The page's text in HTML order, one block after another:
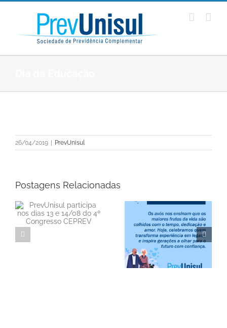
Ir
conteúdo
Larger
Image
26/04/2019 PrevUnisul
Postagens Relacionadas
Informe Mensal de
Rentabilidade –